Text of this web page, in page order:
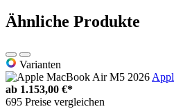
Ähnliche Produkte
Varianten
ab 1.153,00 €*
695 Preise vergleichen